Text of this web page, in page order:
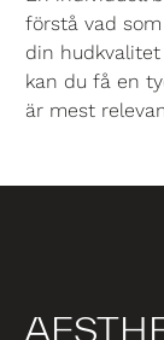
förstå vad
din
kan du få en
är mest